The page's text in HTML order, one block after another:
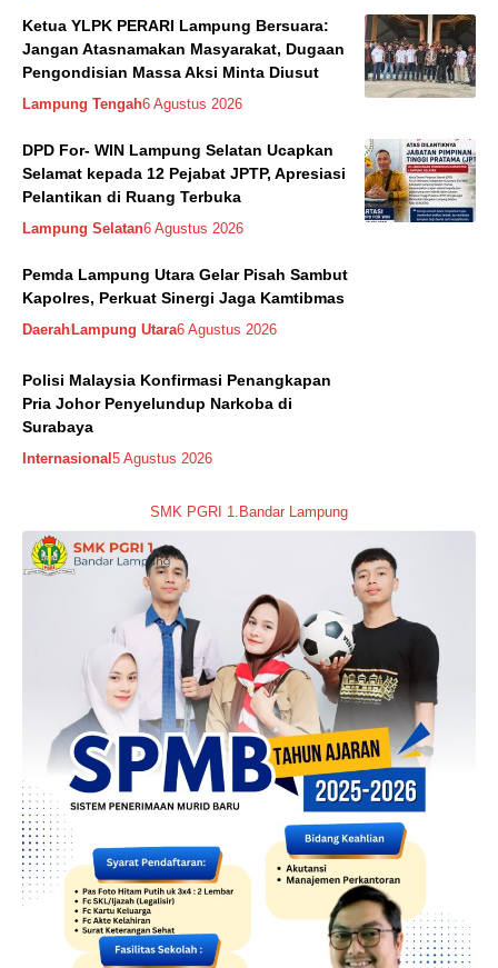
Ketua YLPK PERARI Lampung Bersuara:
Jangan Atasnamakan Masyarakat, Dugaan
Pengondisian Massa Aksi Minta Diusut
Lampung Tengah6 Agustus 2026
DPD For- WIN Lampung Selatan Ucapkan
Selamat kepada 12 Pejabat JPTP, Apresiasi
Pelantikan di Ruang Terbuka
Lampung Selatan6 Agustus 2026
Pemda Lampung Utara Gelar Pisah Sambut
Kapolres, Perkuat Sinergi Jaga Kamtibmas
DaerahLampung Utara6 Agustus 2026
Polisi Malaysia Konfirmasi Penangkapan
Pria Johor Penyelundup Narkoba di
Surabaya
Internasional 5 Agustus 2026
SMK PGRI 1.Bandar Lampung